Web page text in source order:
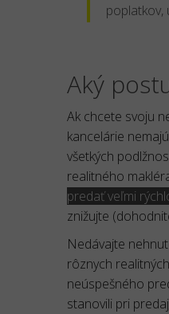
poplatkov,
Aký
Ak chcete svoju
kancelárie
všetkých
realitného
predať veľmi
znižujte
Nedávajte
rôznych
neúspešného
stanovili pri